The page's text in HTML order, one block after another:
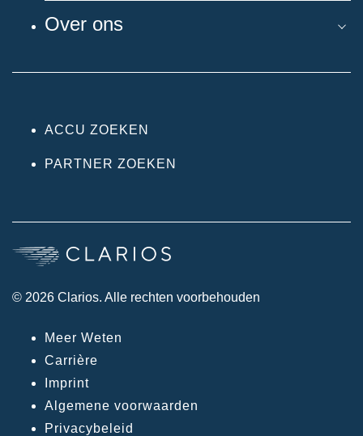
Over ons
ACCU ZOEKEN
PARTNER ZOEKEN
© 2026 Clarios. Alle rechten voorbehouden
Meer Weten
Carrière
Imprint
Algemene voorwaarden
Privacybeleid